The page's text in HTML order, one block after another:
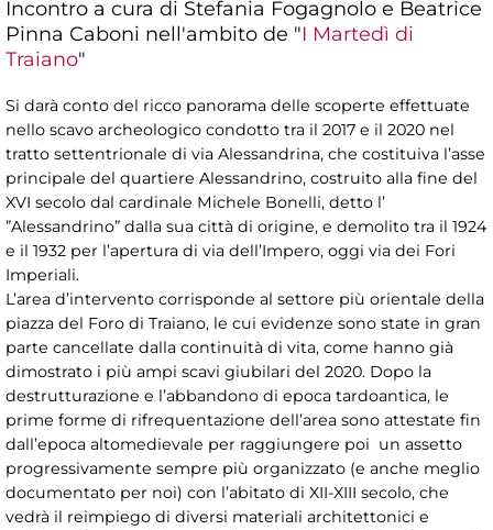
Incontro a cura di Stefania Fogagnolo e Beatrice
Pinna Caboni nell'ambito de "I Martedì di
Traiano"
Si darà conto del ricco panorama delle scoperte effettuate
nello scavo archeologico condotto tra il 2017 e il 2020 nel
tratto settentrionale di via Alessandrina, che costituiva l’asse
principale del quartiere Alessandrino, costruito alla fine del
XVI secolo dal cardinale Michele Bonelli, detto l’
”Alessandrino” dalla sua città di origine, e demolito tra il 1924
e il 1932 per l’apertura di via dell’Impero, oggi via dei Fori
Imperiali.
L’area d’intervento corrisponde al settore più orientale della
piazza del Foro di Traiano, le cui evidenze sono state in gran
parte cancellate dalla continuità di vita, come hanno già
dimostrato i più ampi scavi giubilari del 2020. Dopo la
destrutturazione e l’abbandono di epoca tardoantica, le
prime forme di rifrequentazione dell’area sono attestate fin
dall’epoca altomedievale per raggiungere poi un assetto
progressivamente sempre più organizzato (e anche meglio
documentato per noi) con l’abitato di XII-XIII secolo, che
vedrà il reimpiego di diversi materiali architettonici e